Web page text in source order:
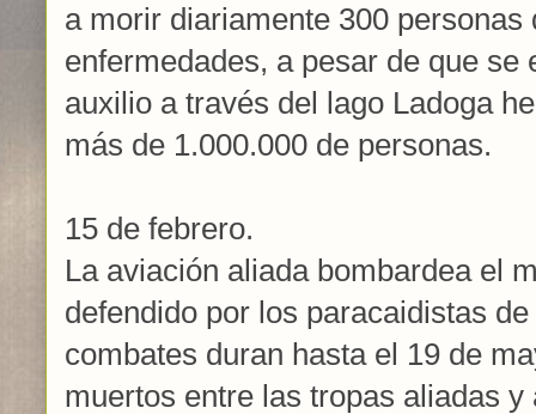
a morir diariamente 300 personas
enfermedades, a pesar de que se
auxilio a través del lago Ladoga
más de 1.000.000 de personas.
15 de febrero.
La aviación aliada bombardea el
defendido por los paracaidistas
combates duran hasta el 19 de
muertos entre las tropas aliadas